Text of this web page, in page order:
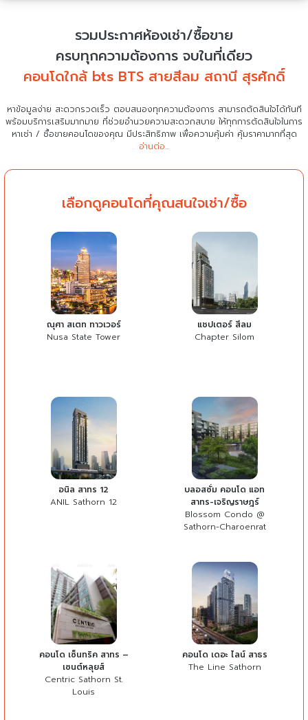
รวมประกาศห้องเช่า/ซื้อขาย
ครบทุกความต้องการ จบในที่เดียว
คอนโดใกล้ bts BTS สายสีลม สถานี สุรศักดิ์
หาข้อมูลง่าย สะดวกรวดเร็ว ตอบสนองทุกความต้องการ สามารถตัดสินใจได้ทันที
พร้อมบริการเสริมมากมาย ที่ช่วยอำนวยความสะดวกสบาย ให้ทุกการตัดสินใจในการ
หาเช่า / ซื้อขายคอนโดของคุณ มีประสิทธิภาพ เพื่อความคุ้มค่า คุ้มราคามากที่สุด
อ่านต่อ...
เลือกดูคอนโดที่คุณสนใจเช่า/ซื้อ
ณุศา สเตท ทาวเวอร์
Nusa State Tower
แชปเตอร์ สีลม
Chapter Silom
อนิล สาทร 12
ANIL Sathorn 12
บลอสซั่ม คอนโด แอท
สาทร-เจริญราษฎร์
Blossom Condo @
Sathorn-Charoenrat
คอนโด เซ็นทริค สาทร –
เซนต์หลุยส์
Centric Sathorn St.
Louis
คอนโด เดอะ ไลน์ สาธร
The Line Sathorn